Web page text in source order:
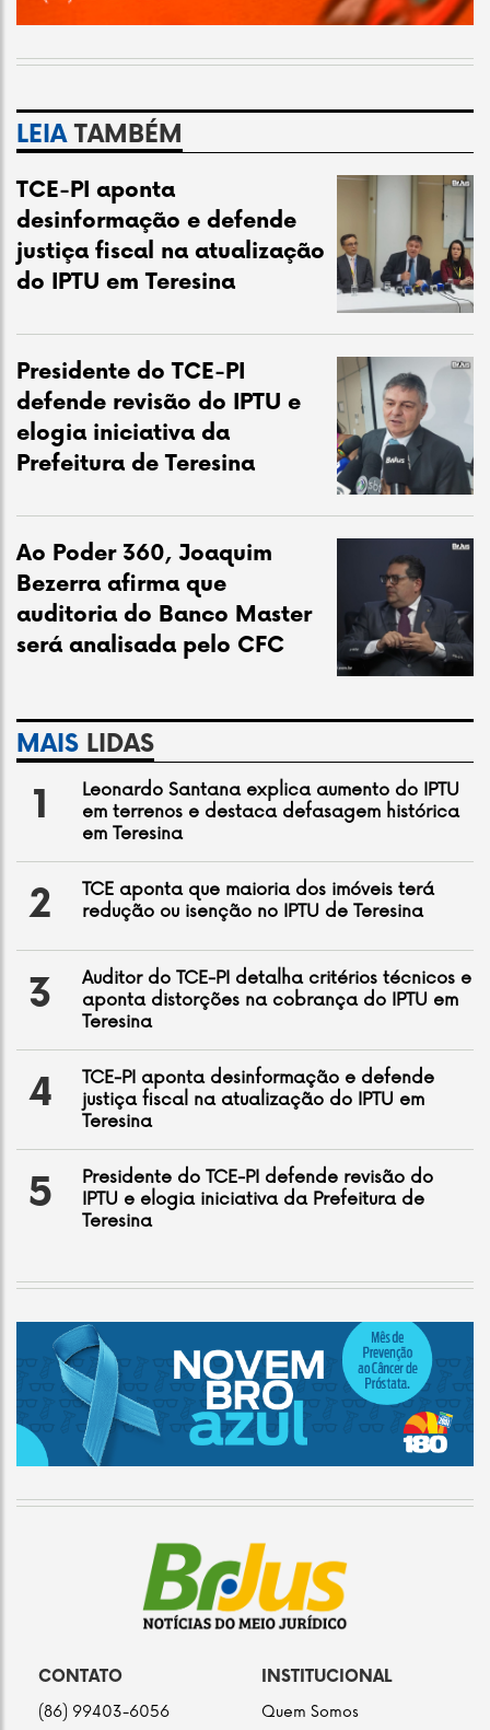
LEIATAMBÉM
TCE-PI aponta
desinformação e defende
justiça fiscal na atualização
do IPTU em Teresina
Presidente do TCE-PI
defende revisão do IPTU e
elogia iniciativa da
Prefeitura de Teresina
Ao Poder 360, Joaquim
Bezerra afirma que
auditoria do Banco Master
será analisada pelo CFC
MAIS LIDAS
1
Leonardo Santana explica aumento do IPTU
em terrenos e destaca defasagem histórica
em Teresina
2
TCE aponta que maioria dos imóveis terá
redução ou isenção no IPTU de Teresina
3
Auditor do TCE-PI detalha critérios técnicos e
aponta distorções na cobrança do IPTU em
Teresina
4
TCE-PI aponta desinformação e defende
justiça fiscal na atualização do IPTU em
Teresina
5
Presidente do TCE-PI defende revisão do
IPTU e elogia iniciativa da Prefeitura de
Teresina
CONTATO
(86) 99403-6056
INSTITUCIONAL
Quem Somos